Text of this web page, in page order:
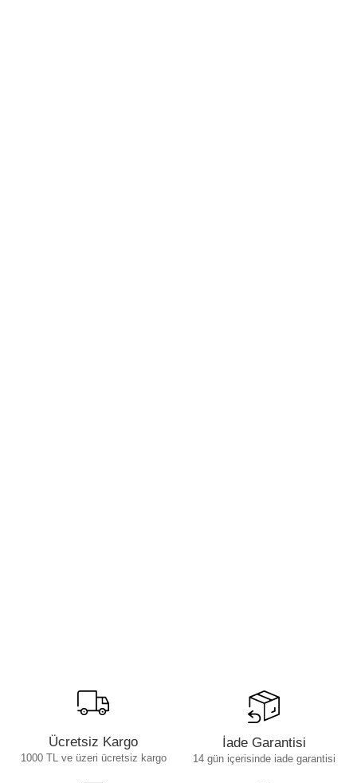
Ücretsiz Kargo
1000 TL ve üzeri ücretsiz kargo
İade Garantisi
14 gün içerisinde iade garantisi